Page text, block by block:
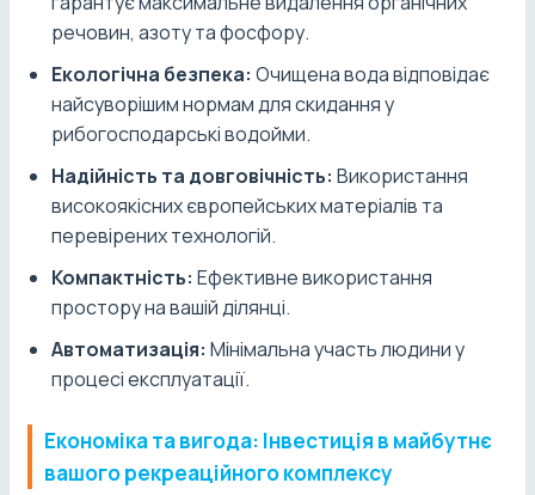
речовин, азоту та фосфору.
Екологічна безпека: Очищена вода відповідає
найсуворішим нормам для скидання у
рибогосподарські водойми.
Надійність та довговічність: Використання
високоякісних європейських матеріалів та
перевірених технологій.
Компактність: Ефективне використання
простору на вашій ділянці.
Автоматизація: Мінімальна участь людини у
процесі експлуатації.
Економіка та вигода: Інвестиція в майбутнє
вашого рекреаційного комплексу